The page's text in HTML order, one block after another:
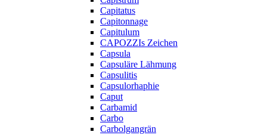
Capitatus
Capitonnage
Capitulum
CAPOZZIs Zeichen
Capsula
Capsuläre Lähmung
Capsulitis
Capsulorhaphie
Caput
Carbamid
Carbo
Carbolgangrän